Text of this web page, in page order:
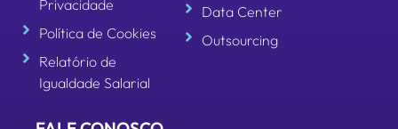
Privacidade
Política de Cookies
Relatório de
Igualdade Salarial
Data Center
Outsourcing